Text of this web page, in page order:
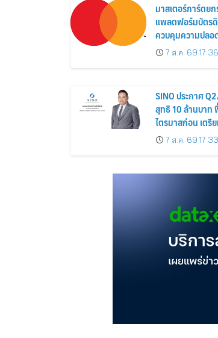
มาสเตอร์การ์ดย
แพลตฟอร์มบัตร
ควบคุมความปลอ
7 ส.ค. 69 17:36
SINO ประกาศ
สุทธิ 10 ล้านบาท
ไตรมาสก่อน เตรี
ระหว่างกาล
ครึ่งปีหลังมุ่งเติบโ
7 ส.ค. 69 17:33